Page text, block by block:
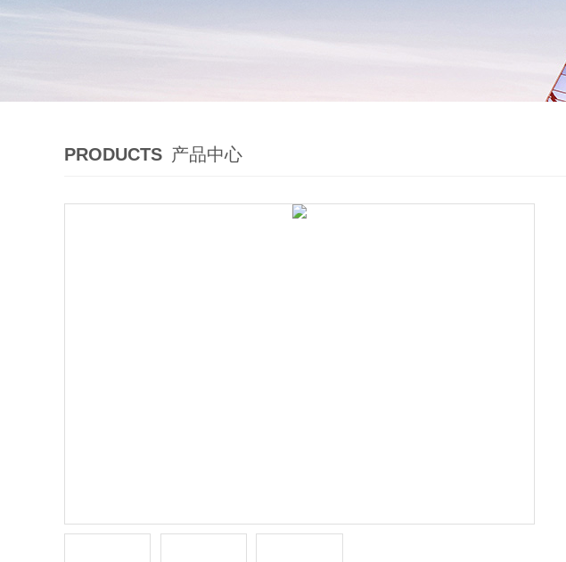
PRODUCTS 产品中心